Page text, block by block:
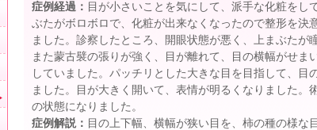
法令線ヒアルロン酸注入
口周りのシワ取り
口角ヒアルロン酸注入
上唇のシワ取りヒアルロン酸注入
エラ小顔注射
症例経過： 目が小さいことを気にして、派手な化粧をし
ぶたがボロボロで、化粧が出来なくなったので整形を決
ました。診察したところ、開眼状態が悪く、上まぶたが
また蒙古襞の張りが強く、目が離れて、目の横幅がせま
していました。パッチリとした大きな目を目指して、目
ました。目が大きく開いて、表情が明るくなりました。
の状態になりました。
症例解説： 目の上下幅、横幅が狭い目を、柿の種の様な